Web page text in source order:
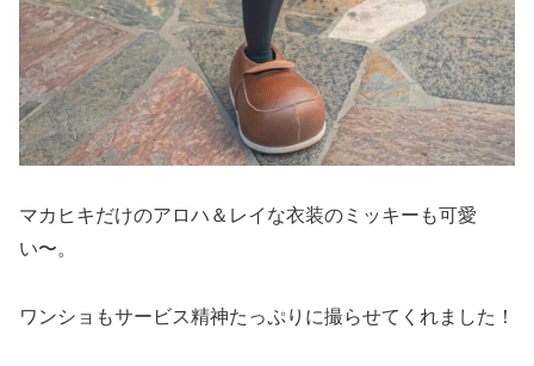
マカヒキだけのアロハ＆レイな衣装のミッキーも可愛
い〜。
ワンショもサービス精神たっぷりに撮らせてくれました！